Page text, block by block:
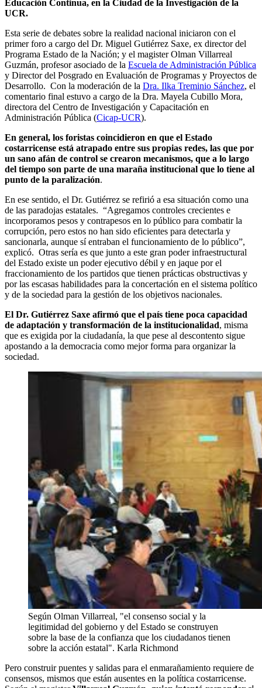
Educación Continua, en la Ciudad de la Investigación de la
UCR.
Esta serie de debates sobre la realidad nacional iniciaron con el
primer foro a cargo del Dr. Miguel Gutiérrez Saxe, ex director del
Programa Estado de la Nación; y el magister Olman Villarreal
Guzmán, profesor asociado de la Escuela de Administración Pública
y Director del Posgrado en Evaluación de Programas y Proyectos de
Desarrollo. Con la moderación de la Dra. Ilka Treminio Sánchez, el
comentario final estuvo a cargo de la Dra. Mayela Cubillo Mora,
directora del Centro de Investigación y Capacitación en
Administración Pública (Cicap-UCR).
En general, los foristas coincidieron en que el Estado
costarricense está atrapado entre sus propias redes, las que por
un sano afán de control se crearon mecanismos, que a lo largo
del tiempo son parte de una maraña institucional que lo tiene al
punto de la paralización.
En ese sentido, el Dr. Gutiérrez se refirió a esa situación como una
de las paradojas estatales. “Agregamos controles crecientes e
incorporamos pesos y contrapesos en lo público para combatir la
corrupción, pero estos no han sido eficientes para detectarla y
sancionarla, aunque sí entraban el funcionamiento de lo público”,
explicó. Otras sería es que junto a este gran poder infraestructural
del Estado existe un poder ejecutivo débil y en jaque por el
fraccionamiento de los partidos que tienen prácticas obstructivas y
por las escasas habilidades para la concertación en el sistema político
y de la sociedad para la gestión de los objetivos nacionales.
El Dr. Gutiérrez Saxe afirmó que el país tiene poca capacidad
de adaptación y transformación de la institucionalidad, misma
que es exigida por la ciudadanía, la que pese al descontento sigue
apostando a la democracia como mejor forma para organizar la
sociedad.
Según Olman Villarreal, "el consenso social y la
legitimidad del gobierno y del Estado se construyen
sobre la base de la confianza que los ciudadanos tienen
sobre la acción estatal". Karla Richmond
Pero construir puentes y salidas para el enmarañamiento requiere de
consensos, mismos que están ausentes en la política costarricense.